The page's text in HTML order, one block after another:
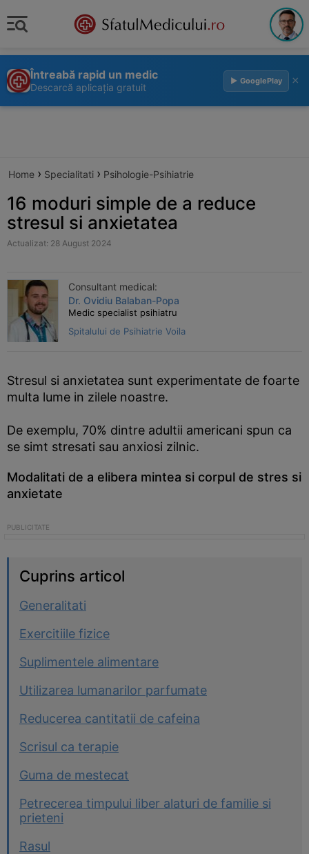
Întreabă rapid un medic
Descarcă aplicația gratuit
▶ GooglePlay ×
Home › Specialitati › Psihologie-Psihiatrie
16 moduri simple de a reduce
stresul si anxietatea
Actualizat: 28 August 2024
Consultant medical:
Dr. Ovidiu Balaban-Popa
Medic specialist psihiatru
Spitalului de Psihiatrie Voila
Stresul si anxietatea sunt experimentate de foarte
multa lume in zilele noastre.
De exemplu, 70% dintre adultii americani spun ca
se simt stresati sau anxiosi zilnic.
Modalitati de a elibera mintea si corpul de stres si
anxietate
Cuprins articol
Generalitati
Exercitiile fizice
Suplimentele alimentare
Utilizarea lumanarilor parfumate
Reducerea cantitatii de cafeina
Scrisul ca terapie
Guma de mestecat
Petrecerea timpului liber alaturi de familie si
prieteni
Rasul